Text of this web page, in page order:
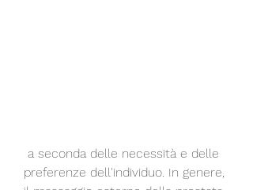
preferenze dell'individuo. In genere,